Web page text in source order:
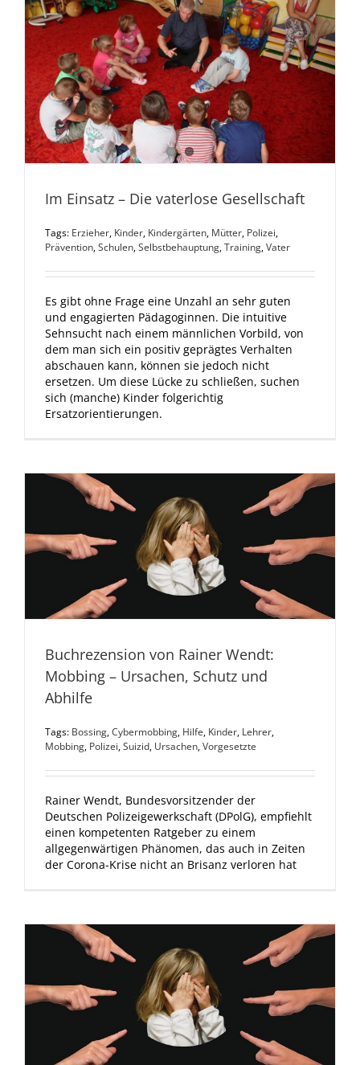
Im Einsatz – Die vaterlose Gesellschaft
Tags: Erzieher, Kinder, Kindergärten, Mütter, Polizei,
Prävention,Schulen,Selbstbehauptung,Training,Vater
Es gibt ohne Frage eine Unzahl an sehr guten
und engagierten Pädagoginnen. Die intuitive
Sehnsucht nach einem männlichen Vorbild, von
dem man sich ein positiv geprägtes Verhalten
abschauen kann, können sie jedoch nicht
ersetzen. Um diese Lücke zu schließen, suchen
sich (manche) Kinder folgerichtig
Ersatzorientierungen.
Buchrezension von Rainer Wendt:
Mobbing – Ursachen, Schutz und
Abhilfe
Tags: Bossing,Cybermobbing, Hilfe, Kinder, Lehrer,
Mobbing, Polizei,Suizid, Ursachen,Vorgesetzte
Rainer Wendt, Bundesvorsitzender der
Deutschen Polizeigewerkschaft (DPolG), empfiehlt
einen kompetenten Ratgeber zu einem
allgegenwärtigen Phänomen, das auch in Zeiten
der Corona-Krise nicht an Brisanz verloren hat